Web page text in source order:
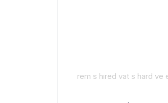
rem s hıred vat s hard ve